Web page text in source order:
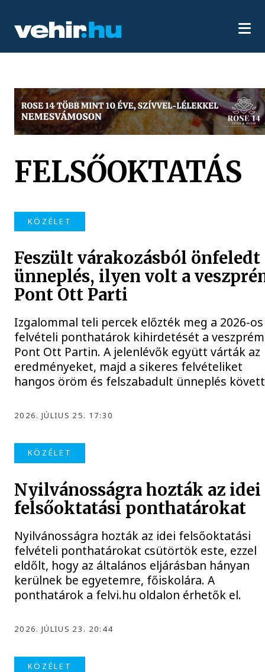
FELSŐOKTATÁS
KÖZÉLET
Feszült várakozásból önfeledt
ünneplés, ilyen volt a
Pont Ott Parti
Izgalommal teli percek előzték meg a 2026-os
felvételi ponthatárok kihirdetését a
Pont Ott Partin. A jelenlévők együtt várták az
eredményeket, majd a sikeres felvételiket
hangos öröm és felszabadult ünneplés
2026. JÚLIUS 25. 17:30
KÖZÉLET
Nyilvánosságra hozták az idei
felsőoktatási ponthatárokat
Nyilvánosságra hozták az idei felsőoktatási
felvételi ponthatárokat csütörtök este, ezzel
eldőlt, hogy az általános eljárásban hányan
kerülnek be egyetemre, főiskolára. A
ponthatárok a felvi.hu oldalon érhetők el.
2026. JÚLIUS 23. 20:44
KÖZÉLET